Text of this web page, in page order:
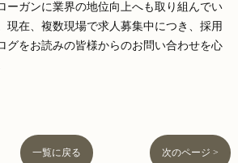
ーガンに業界の地位向上へも取り組んでい
現在、複数現場で求人募集中につき、採用
グをお読みの皆様からのお問い合わせを心
一覧に戻る 次のページ >